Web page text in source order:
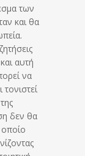
των
και θα
αυτή
να
δεν θα